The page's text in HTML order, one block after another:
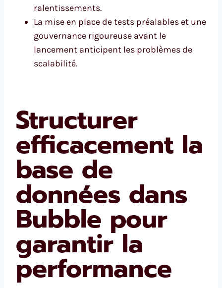
ralentissements.
La mise en place de tests préalables et une
gouvernance rigoureuse avant le
lancement anticipent les problèmes de
scalabilité.
Structurer
efficacement la
base de
données dans
Bubble pour
garantir la
performance